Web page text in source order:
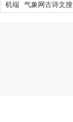
机端
气象网古诗文